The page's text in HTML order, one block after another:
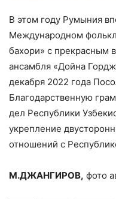
В этом году Румыния
Международном
бахори» с прекрасным
ансамбля «Дойна
декабря 2022 года
Благодарственную
дел Республики
укрепление
отношений с
М.ДЖАНГИРОВ, фото